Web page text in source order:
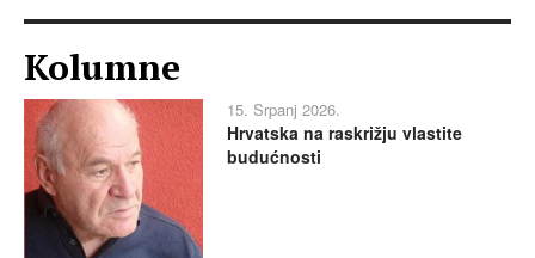
Kolumne
15. Srpanj 2026.
Hrvatska na raskrižju vlastite
budućnosti